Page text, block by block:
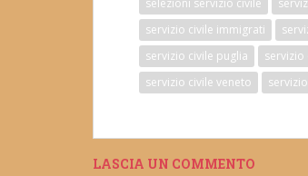
selezioni servizio civile
servizio civile immigrati
servizio civile puglia
servizio
servizio civile veneto
LASCIA UN COMMENTO